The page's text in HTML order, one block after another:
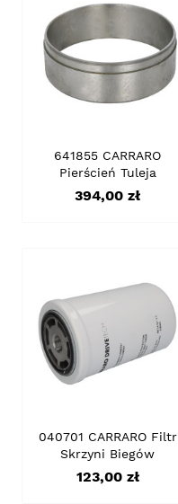
641855 CARRARO
Pierścień Tuleja
Cena
394,00 zł
040701 CARRARO Filtr
Skrzyni Biegów
Cena
123,00 zł